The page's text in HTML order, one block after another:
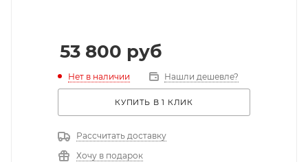
53 800 руб
Нет в наличии Нашли дешевле?
КУПИТЬ В 1 КЛИК
Рассчитать доставку
Хочу в подарок